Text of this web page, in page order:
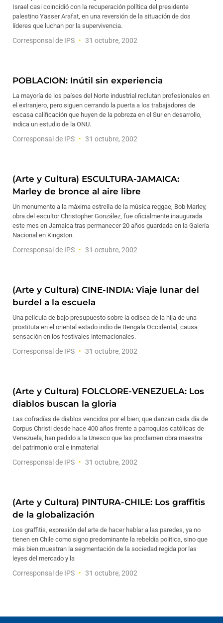
Israel casi coincidió con la recuperación política del presidente
palestino Yasser Arafat, en una reversión de la situación de dos
líderes que luchan por la supervivencia.
Corresponsal de IPS 31 octubre, 2002
POBLACION: Inútil sin experiencia
La mayoría de los países del Norte industrial reclutan profesionales en
el extranjero, pero siguen cerrando la puerta a los trabajadores de
escasa calificación que huyen de la pobreza en el Sur en desarrollo,
indica un estudio de la ONU.
Corresponsal de IPS 31 octubre, 2002
(Arte y Cultura) ESCULTURA-JAMAICA:
Marley de bronce al aire libre
Un monumento a la máxima estrella de la música reggae, Bob Marley,
obra del escultor Christopher González, fue oficialmente inaugurada
este mes en Jamaica tras permanecer 20 años guardada en la Galería
Nacional en Kingston.
Corresponsal de IPS 31 octubre, 2002
(Arte y Cultura) CINE-INDIA: Viaje lunar del
burdel a la escuela
Una película de bajo presupuesto sobre la odisea de la hija de una
prostituta en el oriental estado indio de Bengala Occidental, causa
sensación en los festivales internacionales.
Corresponsal de IPS 31 octubre, 2002
(Arte y Cultura) FOLCLORE-VENEZUELA: Los
diablos buscan la gloria
Las cofradías de diablos vencidos por el bien, que danzan cada día de
Corpus Christi desde hace 400 años frente a parroquias católicas de
Venezuela, han pedido a la Unesco que las proclamen obra maestra
del patrimonio oral e inmaterial
Corresponsal de IPS 31 octubre, 2002
(Arte y Cultura) PINTURA-CHILE: Los graffitis
de la globalización
Los graffitis, expresión del arte de hacer hablar a las paredes, ya no
tienen en Chile como signo predominante la rebeldía política, sino que
más bien muestran la segmentación de la sociedad regida por las
leyes del mercado y la
Corresponsal de IPS 31 octubre, 2002